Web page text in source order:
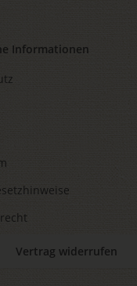
Informationen
Vertrag widerrufen